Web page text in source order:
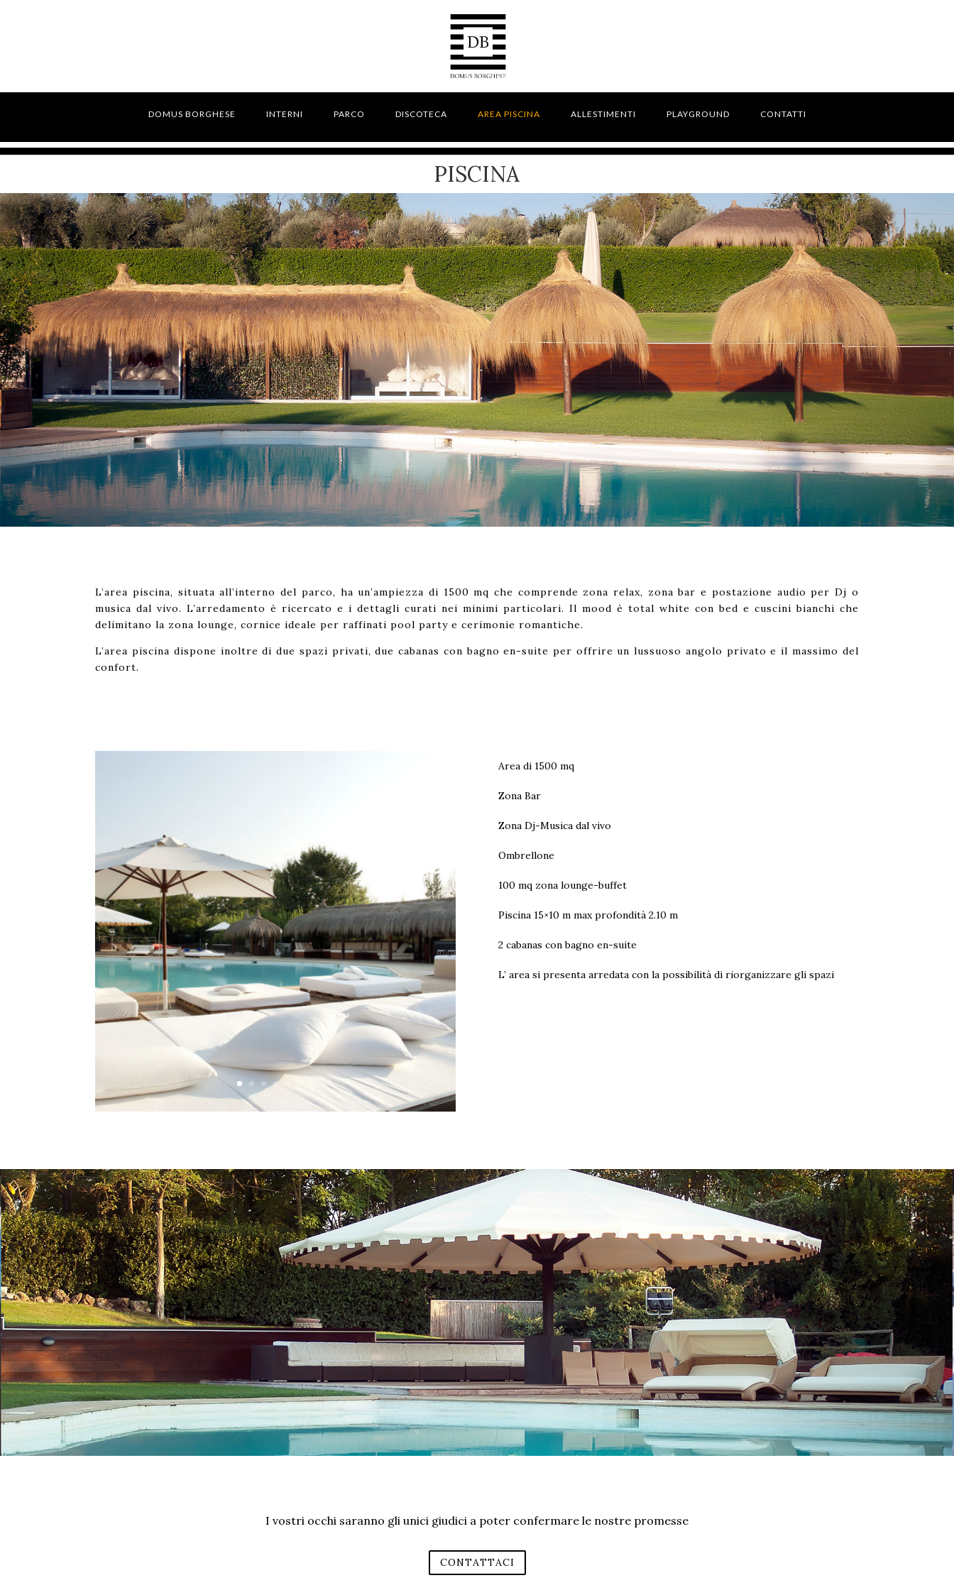
DOMUS BORGHESE INTERNI PARCO DISCOTECA AREA PISCINA ALLESTIMENTI PLAYGROUND CONTATTI
PISCINA
L’area piscina, situata all’interno del parco, ha un’ampiezza di 1500 mq che comprende zona relax, zona bar e postazione audio per Dj o
musica dal vivo. L’arredamento è ricercato e i dettagli curati nei minimi particolari. Il mood è total white con bed e cuscini bianchi che
delimitano la zona lounge, cornice ideale per raffinati pool party e cerimonie romantiche.
L’area piscina dispone inoltre di due spazi privati, due cabanas con bagno en-suite per offrire un lussuoso angolo privato e il massimo del
confort.
Area di 1500 mq
Zona Bar
Zona Dj-Musica dal vivo
Ombrellone
100 mq zona lounge-buffet
Piscina 15×10 m max profondità 2.10 m
2 cabanas con bagno en-suite
L’ area si presenta arredata con la possibilità di riorganizzare gli spazi
I vostri occhi saranno gli unici giudici a poter confermare le nostre promesse
CONTATTACI